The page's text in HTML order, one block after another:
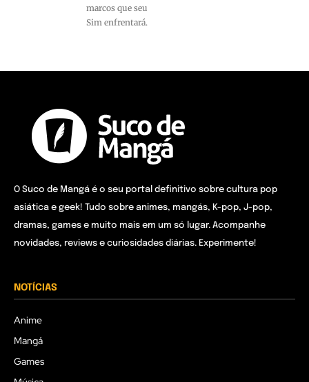
marcos que seu
Sim enfrentará.
O Suco de Mangá é o seu portal definitivo sobre cultura pop
asiática e geek! Tudo sobre animes, mangás, K-pop, J-pop,
dramas, games e muito mais em um só lugar. Acompanhe
novidades, reviews e curiosidades diárias. Experimente!
NOTÍCIAS
Anime
Mangá
Games